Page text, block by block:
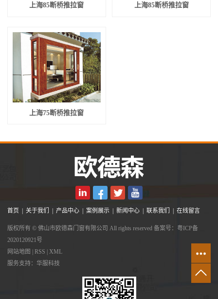
上海85断桥推拉窗 上海85断桥推拉窗
上海75断桥推拉窗
首页 | 关于我们 | 产品中心 | 案例展示 | 新闻中心 | 联系我们 | 在线留言
版权所有 © 佛山市欧德森门窗有限公司 All rights reserved 备案号： 粤ICP备
2020120921号
网站地图 | RSS | XML
服务支持： 华服科技